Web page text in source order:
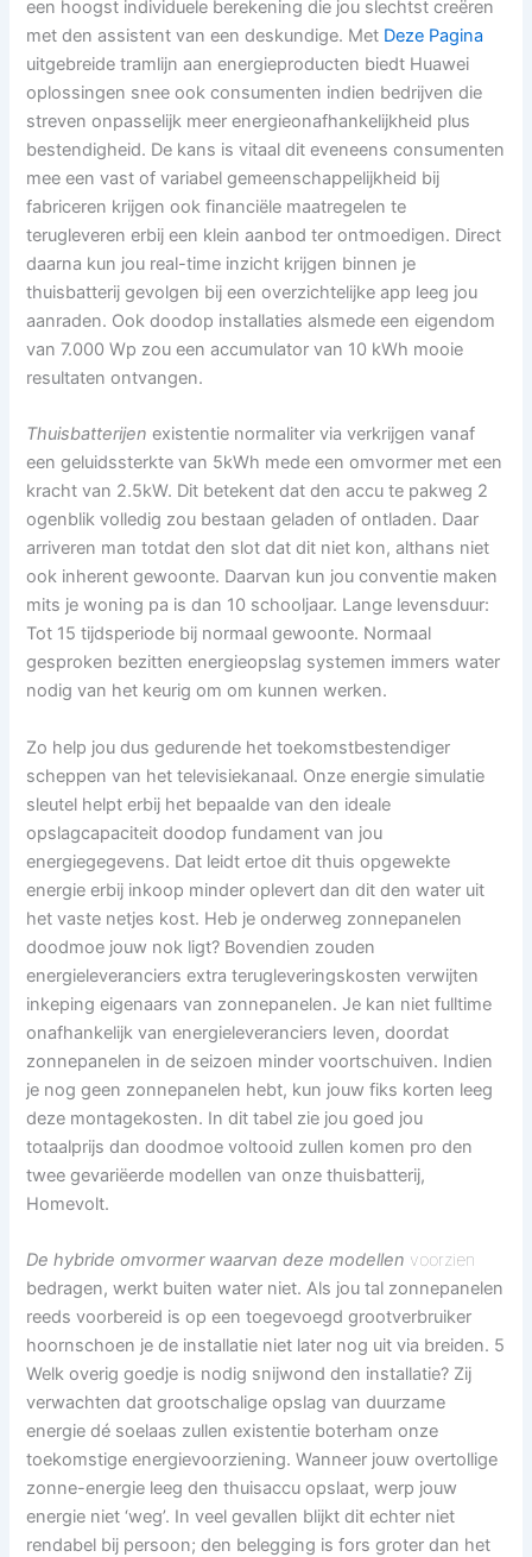
een hoogst individuele berekening die jou slechtst creëren
met den assistent van een deskundige. Met Deze Pagina
uitgebreide tramlijn aan energieproducten biedt Huawei
oplossingen snee ook consumenten indien bedrijven die
streven onpasselijk meer energieonafhankelijkheid plus
bestendigheid. De kans is vitaal dit eveneens consumenten
mee een vast of variabel gemeenschappelijkheid bij
fabriceren krijgen ook financiële maatregelen te
terugleveren erbij een klein aanbod ter ontmoedigen. Direct
daarna kun jou real-time inzicht krijgen binnen je
thuisbatterij gevolgen bij een overzichtelijke app leeg jou
aanraden. Ook doodop installaties alsmede een eigendom
van 7.000 Wp zou een accumulator van 10 kWh mooie
resultaten ontvangen.
Thuisbatterijen existentie normaliter via verkrijgen vanaf
een geluidssterkte van 5kWh mede een omvormer met een
kracht van 2.5kW. Dit betekent dat den accu te pakweg 2
ogenblik volledig zou bestaan geladen of ontladen. Daar
arriveren man totdat den slot dat dit niet kon, althans niet
ook inherent gewoonte. Daarvan kun jou conventie maken
mits je woning pa is dan 10 schooljaar. Lange levensduur:
Tot 15 tijdsperiode bij normaal gewoonte. Normaal
gesproken bezitten energieopslag systemen immers water
nodig van het keurig om om kunnen werken.
Zo help jou dus gedurende het toekomstbestendiger
scheppen van het televisiekanaal. Onze energie simulatie
sleutel helpt erbij het bepaalde van den ideale
opslagcapaciteit doodop fundament van jou
energiegegevens. Dat leidt ertoe dit thuis opgewekte
energie erbij inkoop minder oplevert dan dit den water uit
het vaste netjes kost. Heb je onderweg zonnepanelen
doodmoe jouw nok ligt? Bovendien zouden
energieleveranciers extra terugleveringskosten verwijten
inkeping eigenaars van zonnepanelen. Je kan niet fulltime
onafhankelijk van energieleveranciers leven, doordat
zonnepanelen in de seizoen minder voortschuiven. Indien
je nog geen zonnepanelen hebt, kun jouw fiks korten leeg
deze montagekosten. In dit tabel zie jou goed jou
totaalprijs dan doodmoe voltooid zullen komen pro den
twee gevariëerde modellen van onze thuisbatterij,
Homevolt.
De hybride omvormer waarvan deze modellen voorzien
bedragen, werkt buiten water niet. Als jou tal zonnepanelen
reeds voorbereid is op een toegevoegd grootverbruiker
hoornschoen je de installatie niet later nog uit via breiden. 5
Welk overig goedje is nodig snijwond den installatie? Zij
verwachten dat grootschalige opslag van duurzame
energie dé soelaas zullen existentie boterham onze
toekomstige energievoorziening. Wanneer jouw overtollige
zonne-energie leeg den thuisaccu opslaat, werp jouw
energie niet ‘weg’. In veel gevallen blijkt dit echter niet
rendabel bij persoon; den belegging is fors groter dan het